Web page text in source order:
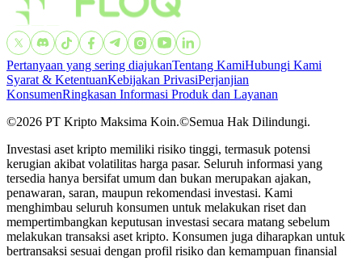
Pertanyaan yang sering diajukanTentang KamiHubungi Kami
Syarat & KetentuanKebijakan PrivasiPerjanjian
KonsumenRingkasan Informasi Produk dan Layanan
©️2026 PT Kripto Maksima Koin.©️Semua Hak Dilindungi.
Investasi aset kripto memiliki risiko tinggi, termasuk potensi
kerugian akibat volatilitas harga pasar. Seluruh informasi yang
tersedia hanya bersifat umum dan bukan merupakan ajakan,
penawaran, saran, maupun rekomendasi investasi. Kami
menghimbau seluruh konsumen untuk melakukan riset dan
mempertimbangkan keputusan investasi secara matang sebelum
melakukan transaksi aset kripto. Konsumen juga diharapkan untuk
bertransaksi sesuai dengan profil risiko dan kemampuan finansial